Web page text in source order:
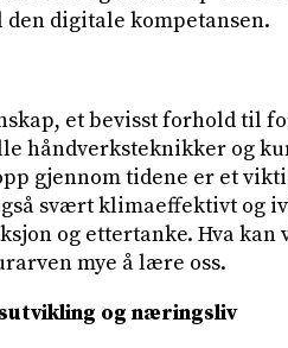
den digitale kompetansen.
et bevisst forhold til
håndverksteknikker og
gjennom tidene er et
svært klimaeffektivt og
og ettertanke. Hva
mye å lære oss.
og næringsliv